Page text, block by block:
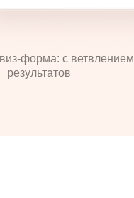
форма: с ветвлением
результатов